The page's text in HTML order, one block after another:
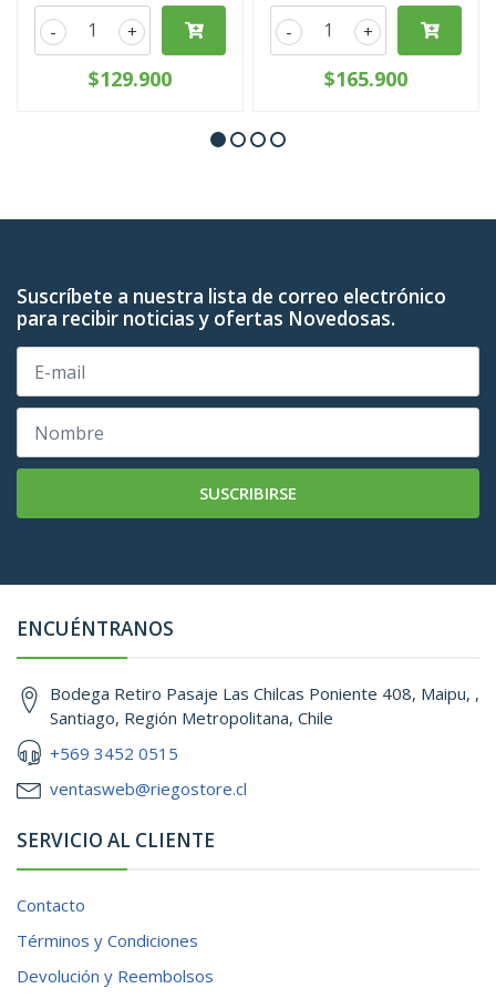
+
-
$129.900
+
-
$165.900
Suscríbete a nuestra lista de correo electrónico
para recibir noticias y ofertas Novedosas.
SUSCRIBIRSE
ENCUÉNTRANOS
Bodega Retiro Pasaje Las Chilcas Poniente 408, Maipu, ,
Santiago, Región Metropolitana, Chile
+569 3452 0515
ventasweb@riegostore.cl
SERVICIO AL CLIENTE
Contacto
Términos y Condiciones
Devolución y Reembolsos